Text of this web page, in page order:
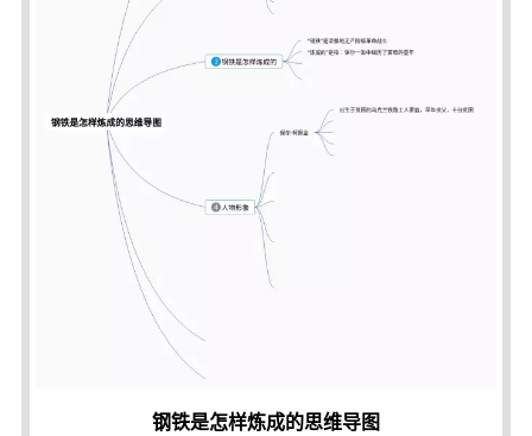
钢铁是怎样炼成的思维导图